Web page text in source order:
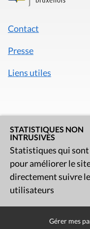
STATISTIQUES NON
INTRUSIVES
Statistiques qui
pour améliorer le
directement suivre
utilisateurs
Gérer mes
Contact
Presse
Liens utiles
Politique de données